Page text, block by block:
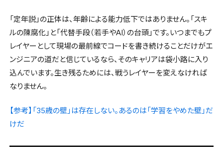
「定年説」の正体は、年齢による能力低下ではありません。「スキ
ルの陳腐化」と「代替手段（若手やAI）の台頭」です。いつまでもプ
レイヤーとして現場の最前線でコードを書き続けることだけがエ
ンジニアの道だと信じているなら、そのキャリアは袋小路に入り
込んでいます。生き残るためには、戦うレイヤーを変えなければ
なりません。
【参考】「35歳の壁」は存在しない。あるのは「学習をやめた壁」だ
けだ